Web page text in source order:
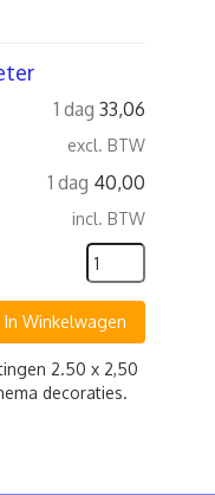
1 dag 33,06
excl. BTW
1 dag 40,00
incl. BTW
In Winkelwagen
2.50 x 2,50
decoraties.